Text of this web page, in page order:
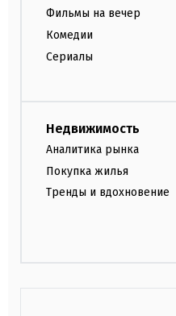
Фильмы на вечер
Комедии
Сериалы
Недвижимость
Аналитика рынка
Покупка жилья
Тренды и вдохновение